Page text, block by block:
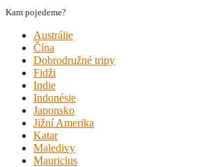
Kam pojedeme?
Austrálie
Čína
Dobrodružné tripy
Fidži
Indie
Indonésie
Japonsko
Jižní Amerika
Katar
Maledivy
Mauricius